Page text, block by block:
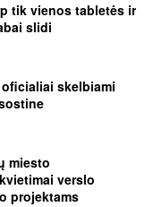
tik vienos tabletės ir
slidi
skelbiami
miesto
verslo
projektams